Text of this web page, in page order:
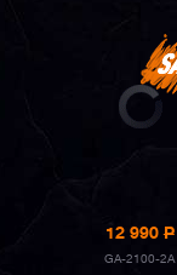
12 990P
GA-2100-2A